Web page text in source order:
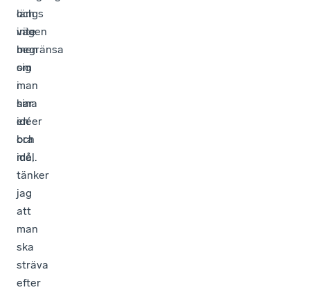
och
inte
begränsa
sig
i
sina
idéer
och
mål.
längs
vägen
men
om
man
har
en
bra
idé,
tänker
jag
att
man
ska
sträva
efter